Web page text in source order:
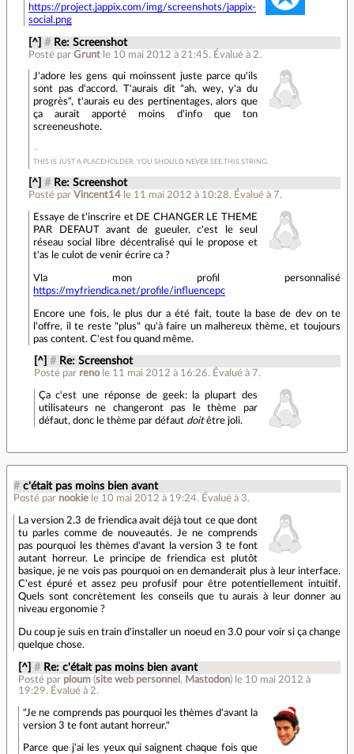
https://project.jappix.com/img/screenshots/jappix-
social.png
[^] # Re: Screenshot
Posté parGrunt le 10 mai 2012 à 21:45. Évalué à 2.
J'adore les gens qui moinssent juste parce qu'ils
sont pas d'accord. T'aurais dit "ah, wey, y'a du
progrès", t'aurais eu des pertinentages, alors que
ça aurait apporté moins d'info que ton
screeneushote.
THIS IS JUST A PLACEHOLDER. YOU SHOULD NEVER SEE THIS STRING.
[^] # Re: Screenshot
Posté par Vincent14 le 11 mai 2012 à 10:28. Évalué à 7.
Essaye de t'inscrire et DE CHANGER LE THEME
PAR DEFAUT avant de gueuler, c'est le seul
réseau social libre décentralisé qui le propose et
t'as le culot de venir écrire ca ?
Vla mon profil personnalisé
https://myfriendica.net/profile/influencepc
Encore une fois, le plus dur a été fait, toute la base de dev on te
l'offre, il te reste "plus" qu'à faire un malhereux thème, et toujours
pas content. C'est fou quand même.
[^] # Re: Screenshot
Posté par reno le 11 mai 2012 à 16:26.Évalué à 7.
Ça c'est une réponse de geek: la plupart des
utilisateurs ne changeront pas le thème par
défaut, donc le thème par défaut doitêtre joli.
# c'était pas moins bien avant
Posté par nookie le 10 mai 2012 à 19:24. Évalué à 3.
La version 2.3 de friendica avait déjà tout ce que dont
tu parles comme de nouveautés. Je ne comprends
pas pourquoi les thèmes d'avant la version 3 te font
autant horreur. Le principe de friendica est plutôt
basique, je ne vois pas pourquoi on en demanderait plus à leur interface.
C'est épuré et assez peu profusif pour être potentiellement intuitif.
Quels sont concrètement les conseils que tu aurais à leur donner au
niveau ergonomie ?
Du coup je suis en train d'installer un noeud en 3.0 pour voir si ça change
quelque chose.
[^] # Re: c'était pas moins bien avant
Posté par ploum (site web personnel , Mastodon) le 10 mai 2012 à
19:29. Évalué à 2.
"Je ne comprends pas pourquoi les thèmes d'avant la
version 3 te font autant horreur."
Parce que j'ai les yeux qui saignent chaque fois que